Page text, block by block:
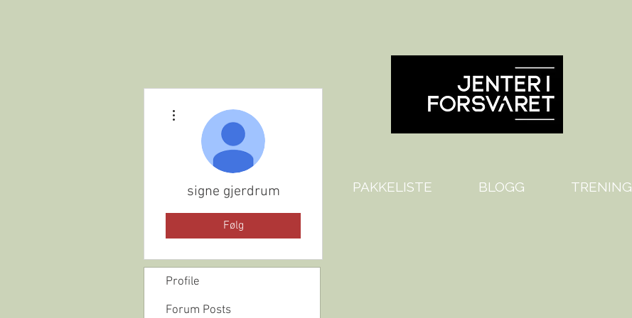
HOME OM OSS PAKKELISTE BLOGG TRENING
signe gjerdrum
Følg
Profile
Forum Posts